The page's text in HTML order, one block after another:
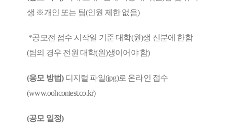
생 ※개인 또는 팀(인원 제한 없음)
*공모전 접수 시작일 기준 대학(원)생 신분에 한함
(팀의 경우 전원 대학(원)생이어야 함)
(응모 방법)디지털 파일(jpg)로 온라인 접수
(www.oohcontest.co.kr)
(공모 일정)